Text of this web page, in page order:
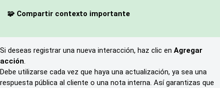
🧩 Compartir contexto importante
Si deseas registrar una nueva interacción, haz clic en Agregar
acción.
Debe utilizarse cada vez que haya una actualización, ya sea una
respuesta pública al cliente o una nota interna. Así garantizas que